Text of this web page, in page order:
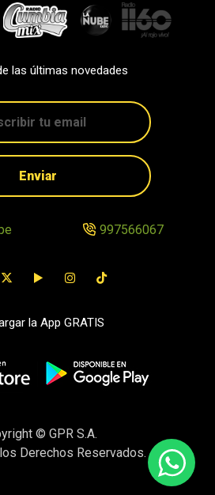
las últimas novedades
Enviar
997566067
la App GRATIS
© GPR S.A.
Derechos Reservados.